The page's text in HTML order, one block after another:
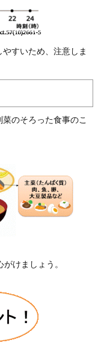
すいため、注意しま
のそろった食事のこ
けましょう。